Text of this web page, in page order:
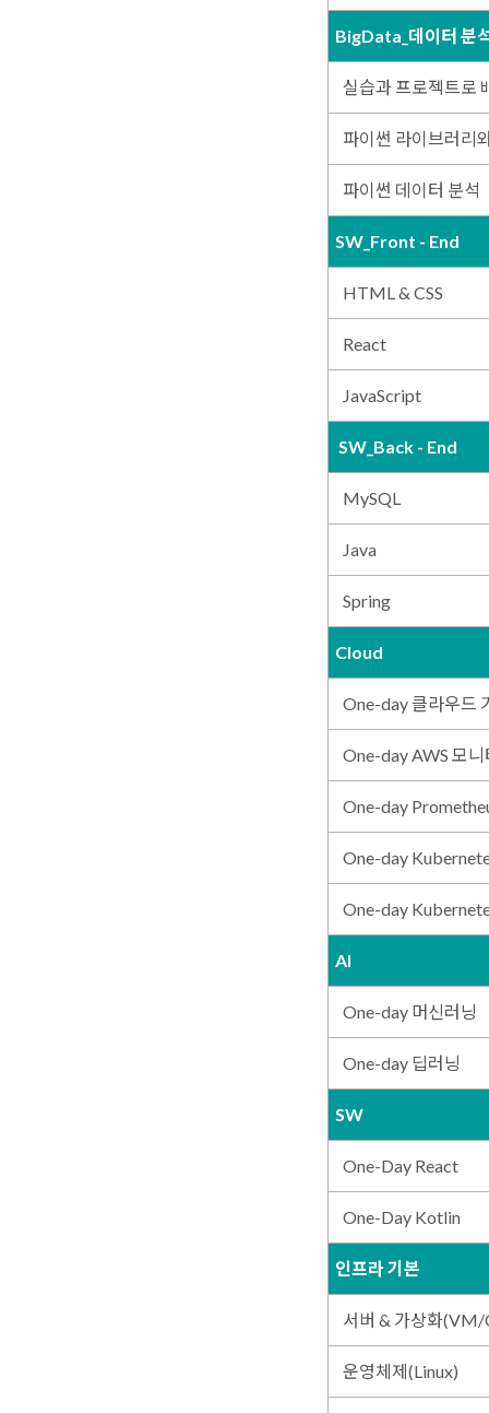
BigData_데이터 분
실습과 프로젝트로
파이썬 라이브러리
파이썬 데이터 분석
SW_Front - End
HTML & CSS
React
JavaScript
SW_Back - End
MySQL
Java
Spring
Cloud
One-day 클라우드
One-day AWS 모니
One-day
One-day
One-day
AI
One-day 머신러닝
One-day 딥러닝
SW
One-Day React
One-Day Kotlin
인프라 기본
서버 & 가상화
운영체제(Linux)